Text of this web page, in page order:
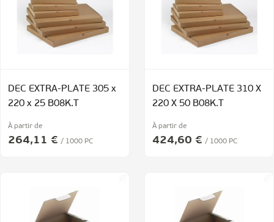
DEC EXTRA-PLATE 305 x
220 x 25 B08K.T
À partir de
264,11 € / 1000 PC
DEC EXTRA-PLATE 310 X
220 X 50 B08K.T
À partir de
424,60 € / 1000 PC